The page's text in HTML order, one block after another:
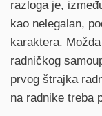
razloga je,
kao nelegalan,
karaktera.
radničkog
prvog štrajka
na radnike treba